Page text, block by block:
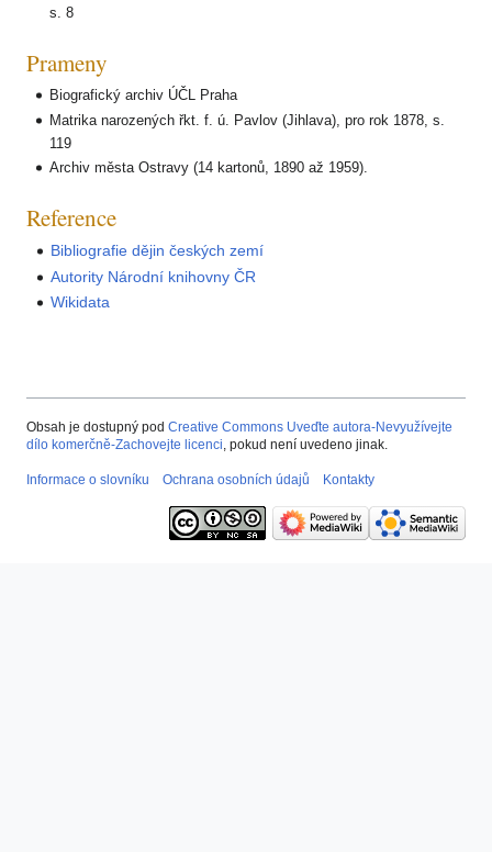
s. 8
Prameny
Biografický archiv ÚČL Praha
Matrika narozených řkt. f. ú. Pavlov (Jihlava), pro rok 1878, s.
119
Archiv města Ostravy (14 kartonů, 1890 až 1959).
Reference
Bibliografie dějin českých zemí
Autority Národní knihovny ČR
Wikidata
Obsah je dostupný pod Creative Commons Uveďte autora-Nevyužívejte
dílo komerčně-Zachovejte licenci , pokud není uvedeno jinak.
Informace o slovníku Ochrana osobních údajů Kontakty